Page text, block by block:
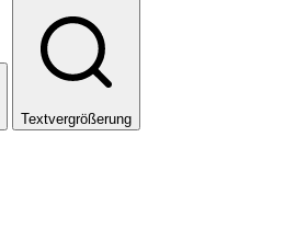
Textvergrößerung